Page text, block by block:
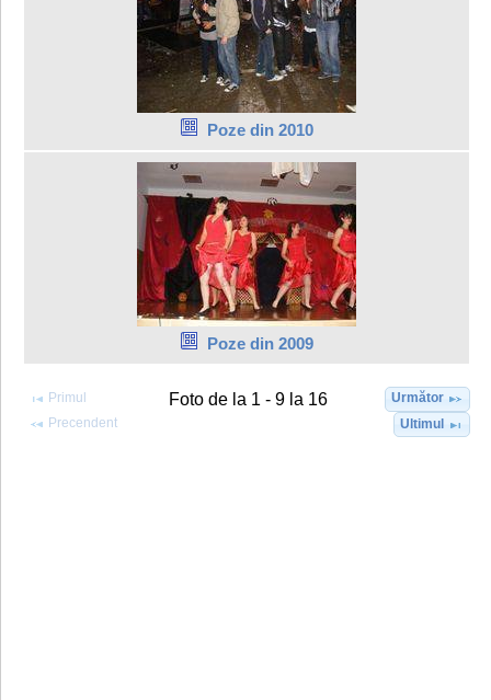
Poze din 2010
Poze din 2009
Primul
Precendent
Foto de la 1 - 9 la 16
Următor
Ultimul